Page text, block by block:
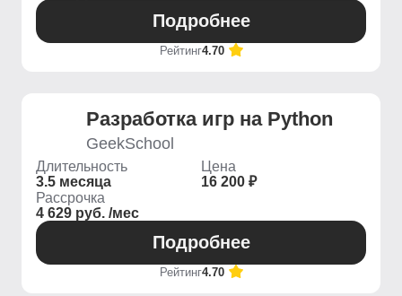
Подробнее
Рейтинг4.70
Разработка игр на Python
GeekSchool
Длительность
3.5 месяца
Цена
16 200 ₽
Рассрочка
4 629 руб. /мес
Подробнее
Рейтинг4.70